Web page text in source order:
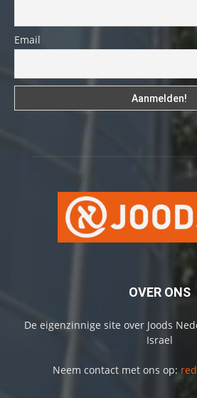
Email
OVER ONS
De eigenzinnige site over Joods
Israel
Neem contact met ons op: